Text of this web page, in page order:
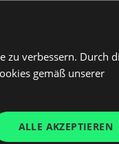
mehr
zu verbessern. Durch
gemäß unserer
ALLE AKZEPTIEREN